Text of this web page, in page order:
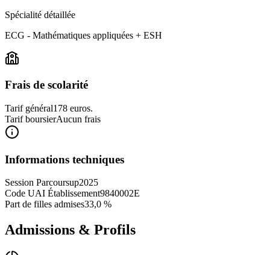
Spécialité détaillée
ECG - Mathématiques appliquées + ESH
Frais de scolarité
Tarif général178 euros.
Tarif boursierAucun frais
Informations techniques
Session Parcoursup2025
Code UAI Établissement9840002E
Part de filles admises33,0 %
Admissions & Profils